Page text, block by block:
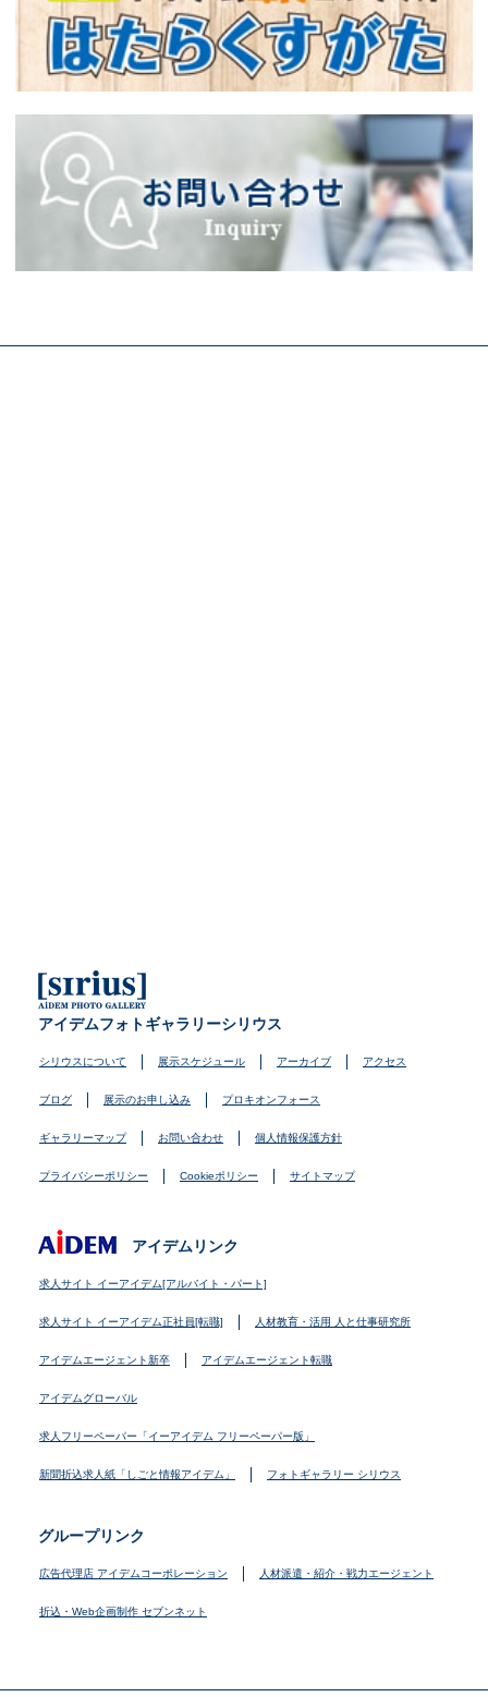
アイデムフォトギャラリーシリウス
シリウスについて 展示スケジュール アーカイブ アクセス
ブログ 展示のお申し込み プロキオンフォース
ギャラリーマップ お問い合わせ 個人情報保護方針
プライバシーポリシー Cookieポリシー サイトマップ
アイデムリンク
求人サイト イーアイデム[アルバイト・パート]
求人サイト イーアイデム正社員[転職] 人材教育・活用 人と仕事研究所
アイデムエージェント新卒 アイデムエージェント転職
アイデムグローバル
求人フリーペーパー「イーアイデム フリーペーパー版」
新聞折込求人紙「しごと情報アイデム」 フォトギャラリー シリウス
グループリンク
広告代理店 アイデムコーポレーション 人材派遣・紹介・戦力エージェント
折込・Web企画制作 セブンネット